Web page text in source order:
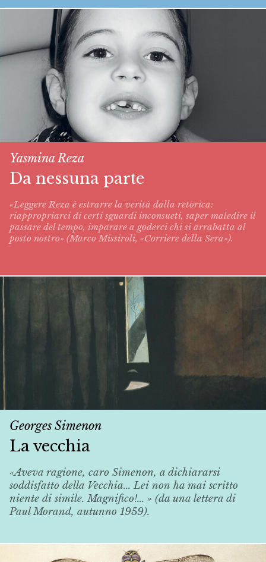
Yasmina Reza
Da nessuna parte
«Leggere Reza è estrarre la verità dalla retorica:
riappropriarci di certi sguardi inconsueti, saper maledire il
passare del tempo, imparare a goderci chi si arrabatta al
posto nostro» (Marco Missiroli, «Corriere della Sera»).
Georges Simenon
La vecchia
«Aveva ragione, caro Simenon, a dichiararsi
soddisfatto della Vecchia... Lei non ha mai scritto
niente di simile. Magnifico!... » (da una lettera di
Paul Morand, autunno 1959).